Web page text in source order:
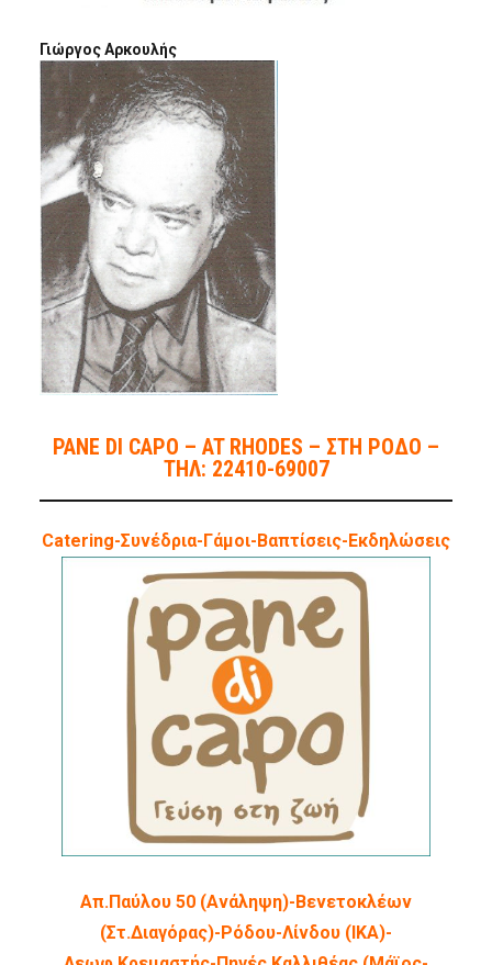
Γιώργος Αρκουλής
PANE DI CAPO – AT RHODES – ΣΤΗ ΡΟΔΟ –
ΤΗΛ: 22410-69007
Catering-Συνέδρια-Γάμοι-Βαπτίσεις-Εκδηλώσεις
Απ.Παύλου 50 (Ανάληψη)-Βενετοκλέων
(Στ.Διαγόρας)-Ρόδου-Λίνδου (ΙΚΑ)-